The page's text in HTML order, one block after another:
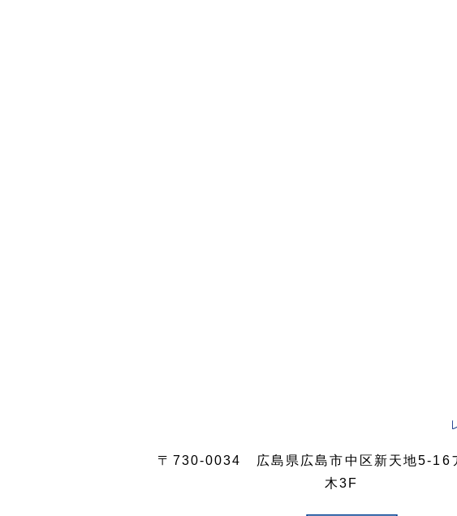
〒730-0034 広島県広島市中区新天地5-16
木3F